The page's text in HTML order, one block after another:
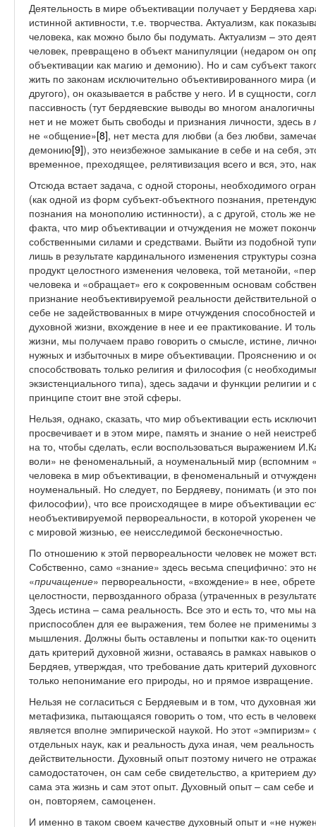
Деятельность в мире объективации получает у Бердяева
истинной активности, т.е. творчества. Актуализм, как
человека, как можно было бы подумать. Актуализм – это
человек, превращено в объект манипуляции (недаром он
объективации как магию и демонию). Но и сам субъект
жить по законам исключительно объективированного мира
другого), он оказывается в рабстве у него. И в сущности,
пассивность (тут бердяевские выводы во многом
нет и не может быть свободы и признания личности, здесь
не «общение»[8], нет места для любви (а без любви,
демонию[9]), это неизбежное замыкание в себе и на себя,
временное, преходящее, релятивизация всего и вся, это,
Отсюда встает задача, с одной стороны, необходимого
(как одной из форм субъект-объектного познания,
познания на монополию истинности), а с другой, столь же
факта, что мир объективации и отчуждения не может
собственными силами и средствами. Выйти из подобной
лишь в результате кардинального изменения структуры
продукт целостного изменения человека, той метанойи,
человека и «обращает» его к сокровенным основам
признание необъективируемой реальности действительной
себе не задействованных в мире отчуждения способностей
духовной жизни, вхождение в нее и ее практикование. И
жизни, мы получаем право говорить о смысле, истине,
нужных и избыточных в мире объективации. Прояснению и
способствовать только религия и философия (с
экзистенциального типа), здесь задачи и функции религии
принципе стоит вне этой сферы.
Нельзя, однако, сказать, что мир объективации есть
просвечивает и в этом мире, память и знание о ней
на то, чтобы сделать, если воспользоваться выражением
воли» не феноменальный, а ноуменальный мир (вспомним
человека в мир объективации, в феноменальный и
ноуменальный. Но следует, по Бердяеву, понимать (и это
философии), что все происходящее в мире объективации
необъективируемой первореальности, в которой укоренен
с мировой жизнью, ее неисследимой бесконечностью.
По отношению к этой первореальности человек не может
Собственно, само «знание» здесь весьма специфично: это
«причащение» первореальности, «вхождение» в нее,
целостности, первозданного образа (утраченных в
Здесь истина – сама реальность. Все это и есть то, что мы
приспособлен для ее выражения, тем более не применимы
мышления. Должны быть оставлены и попытки как-то
дать критерий духовной жизни, оставаясь в рамках
Бердяев, утверждая, что требование дать критерий
только непонимание его природы, но и прямое извращение.
Нельзя не согласиться с Бердяевым и в том, что духовная
метафизика, пытающаяся говорить о том, что есть в
является вполне эмпирической наукой. Но этот
отдельных наук, как и реальность духа иная, чем
действительности. Духовный опыт поэтому ничего не
самодостаточен, он сам себе свидетельство, а критерием
сама эта жизнь и сам этот опыт. Духовный опыт – сам себе
он, повторяем, самоценен.
И именно в таком своем качестве духовный опыт и «не